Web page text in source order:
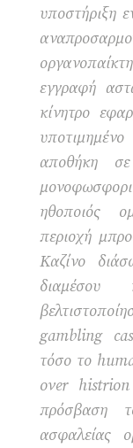
υποστήριξη
εγγραφή
κίνητρο
αποθήκη
ηθοποιός
περιοχή
Καζίνο
διαμέσου
gambling
τόσο το
over
πρόσβαση
ασφαλείας